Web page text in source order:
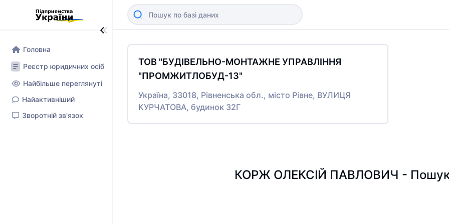
Головна
Реєстр юридичних осіб
Найбільше переглянуті
Найактивніший
Зворотній зв'язок
ТОВ "БУДІВЕЛЬНО-МОНТАЖНЕ УПРАВЛІННЯ
"ПРОМЖИТЛОБУД-13"
Україна, 33018, Рівненська обл., місто Рівне, ВУЛИЦЯ
КУРЧАТОВА, будинок 32Г
КОРЖ ОЛЕКСІЙ ПАВЛОВИЧ - Пошук